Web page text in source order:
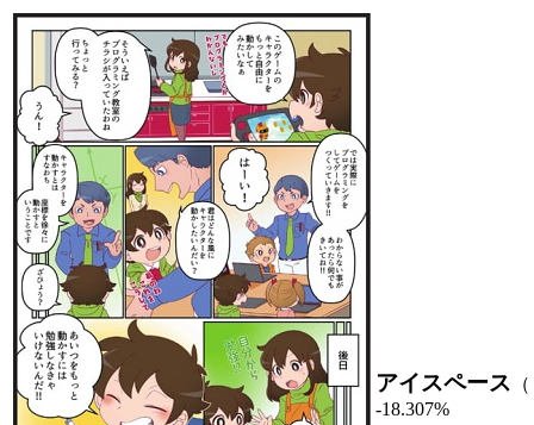
アイスペース （
-18.307%